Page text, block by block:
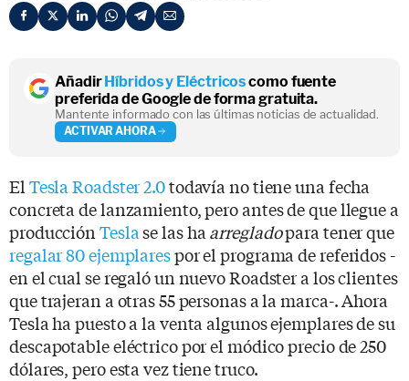
AñadirHíbridos y Eléctricoscomo fuente
preferida de Google de forma gratuita.
Mantente informado con las últimas noticias de actualidad.
ACTIVAR AHORA
El Tesla Roadster 2.0todavía no tiene una fecha
concreta de lanzamiento, pero antes de que llegue a
producciónTeslase las ha arregladopara tener que
regalar 80 ejemplarespor el programa de referidos -
en el cual se regaló un nuevo Roadster a los clientes
que trajeran a otras 55 personas a la marca-. Ahora
Tesla ha puesto a la venta algunos ejemplares de su
descapotable eléctrico por el módico precio de 250
dólares, pero esta vez tiene truco.